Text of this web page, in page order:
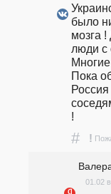
было
мозга
люди
Пока
!
# !
01.02